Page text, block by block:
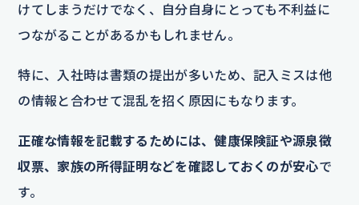
けてしまうだけでなく、自分自身にとっても不利益に
つながることがあるかもしれません。
特に、入社時は書類の提出が多いため、記入ミスは他
の情報と合わせて混乱を招く原因にもなります。
正確な情報を記載するためには、健康保険証や源泉徴
収票、家族の所得証明などを確認しておくのが安心で
す。